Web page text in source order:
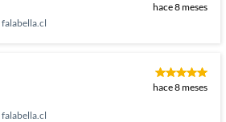
hace 8 meses
falabella.cl
hace 8 meses
falabella.cl